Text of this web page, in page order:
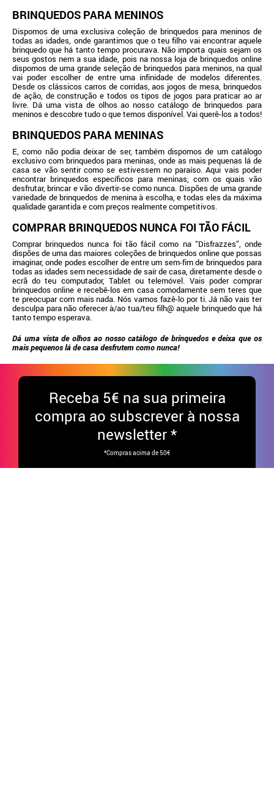
BRINQUEDOS PARA MENINOS
Dispomos de uma exclusiva coleção de brinquedos para meninos de
todas as idades, onde garantimos que o teu filho vai encontrar aquele
brinquedo que há tanto tempo procurava. Não importa quais sejam os
seus gostos nem a sua idade, pois na nossa loja de brinquedos online
dispomos de uma grande seleção de brinquedos para meninos, na qual
vai poder escolher de entre uma infinidade de modelos diferentes.
Desde os clássicos carros de corridas, aos jogos de mesa, brinquedos
de ação, de construção e todos os tipos de jogos para praticar ao ar
livre. Dá uma vista de olhos ao nosso catálogo de brinquedos para
meninos e descobre tudo o que temos disponível. Vai querê-los a todos!
BRINQUEDOS PARA MENINAS
E, como não podia deixar de ser, também dispomos de um catálogo
exclusivo com brinquedos para meninas, onde as mais pequenas lá de
casa se vão sentir como se estivessem no paraíso. Aqui vais poder
encontrar brinquedos específicos para meninas, com os quais vão
desfrutar, brincar e vão divertir-se como nunca. Dispões de uma grande
variedade de brinquedos de menina à escolha, e todas eles da máxima
qualidade garantida e com preços realmente competitivos.
COMPRAR BRINQUEDOS NUNCA FOI TÃO FÁCIL
Comprar brinquedos nunca foi tão fácil como na “Disfrazzes”, onde
dispões de uma das maiores coleções de brinquedos online que possas
imaginar, onde podes escolher de entre um sem-fim de brinquedos para
todas as idades sem necessidade de saír de casa, diretamente desde o
ecrã do teu computador, Tablet ou telemóvel. Vais poder comprar
brinquedos online e recebê-los em casa comodamente sem teres que
te preocupar com mais nada. Nós vamos fazê-lo por ti. Já não vais ter
desculpa para não oferecer à/ao tua/teu filh@ aquele brinquedo que há
tanto tempo esperava.
Dá uma vista de olhos ao nosso catálogo de brinquedos e deixa que os
mais pequenos lá de casa desfrutem como nunca!
Receba 5€ na sua primeira
compra ao subscrever à nossa
newsletter *
*Compras acima de 50€